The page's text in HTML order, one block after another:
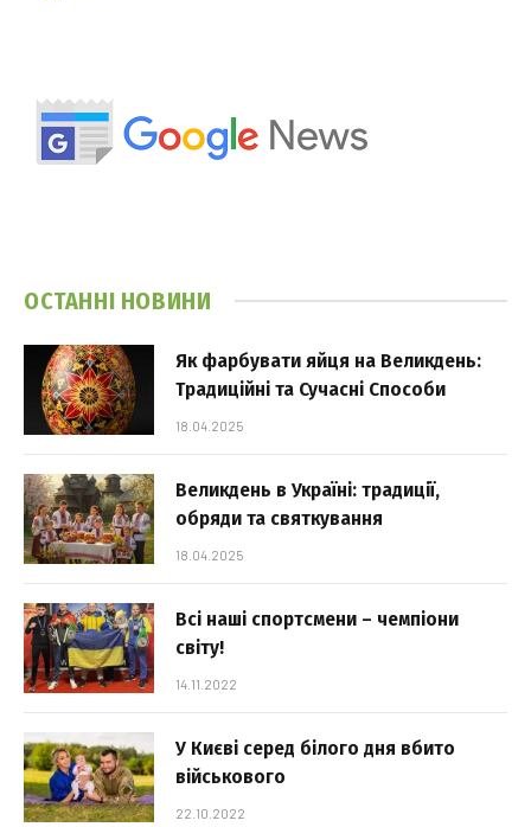
ОСТАННІ НОВИНИ
Як фарбувати яйця на Великдень:
Традиційні та Сучасні Способи
18.04.2025
Великдень в Україні: традиції,
обряди та святкування
18.04.2025
Всі наші спортсмени – чемпіони
світу!
14.11.2022
У Києві серед білого дня вбито
військового
22.10.2022